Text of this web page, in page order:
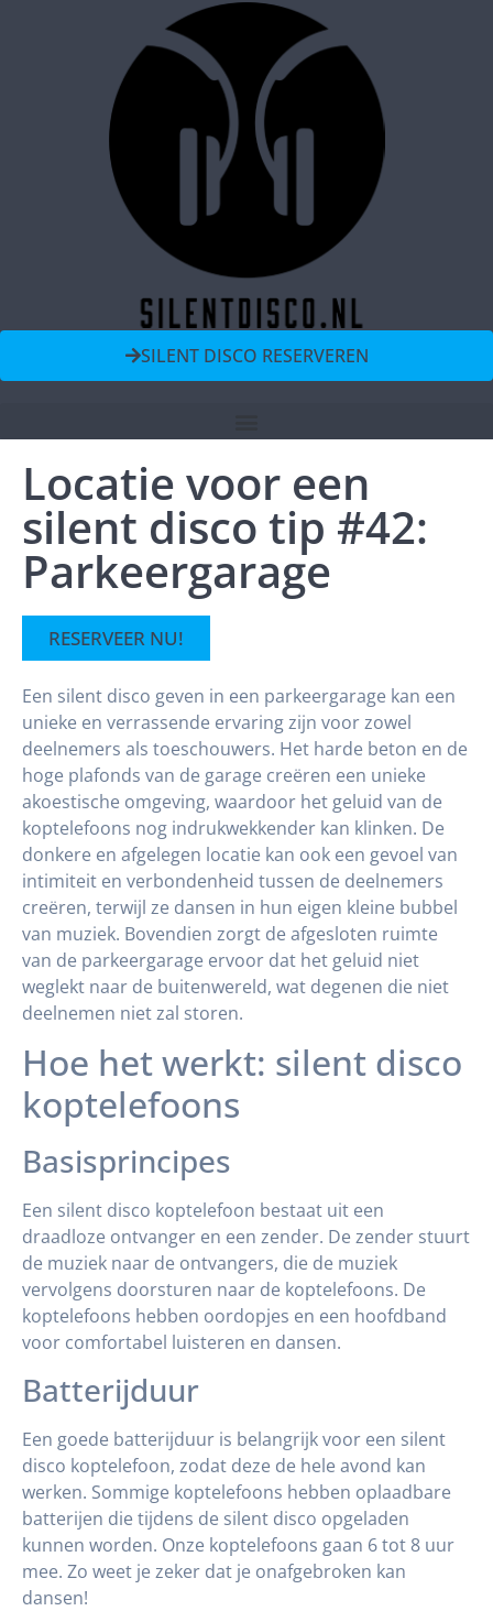
SILENT DISCO RESERVEREN
Locatie voor een
silent disco tip #42:
Parkeergarage
RESERVEER NU!
Een silent disco geven in een parkeergarage kan een
unieke en verrassende ervaring zijn voor zowel
deelnemers als toeschouwers. Het harde beton en de
hoge plafonds van de garage creëren een unieke
akoestische omgeving, waardoor het geluid van de
koptelefoons nog indrukwekkender kan klinken. De
donkere en afgelegen locatie kan ook een gevoel van
intimiteit en verbondenheid tussen de deelnemers
creëren, terwijl ze dansen in hun eigen kleine bubbel
van muziek. Bovendien zorgt de afgesloten ruimte
van de parkeergarage ervoor dat het geluid niet
weglekt naar de buitenwereld, wat degenen die niet
deelnemen niet zal storen.
Hoe het werkt: silent disco
koptelefoons
Basisprincipes
Een silent disco koptelefoon bestaat uit een
draadloze ontvanger en een zender. De zender stuurt
de muziek naar de ontvangers, die de muziek
vervolgens doorsturen naar de koptelefoons. De
koptelefoons hebben oordopjes en een hoofdband
voor comfortabel luisteren en dansen.
Batterijduur
Een goede batterijduur is belangrijk voor een silent
disco koptelefoon, zodat deze de hele avond kan
werken. Sommige koptelefoons hebben oplaadbare
batterijen die tijdens de silent disco opgeladen
kunnen worden. Onze koptelefoons gaan 6 tot 8 uur
mee. Zo weet je zeker dat je onafgebroken kan
dansen!